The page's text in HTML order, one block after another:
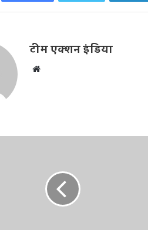
टीम एक्शन इंडिया
t